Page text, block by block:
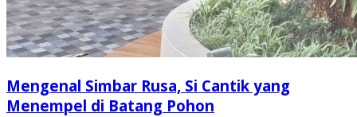
Mengenal Simbar Rusa, Si Cantik yang
Menempel di Batang Pohon